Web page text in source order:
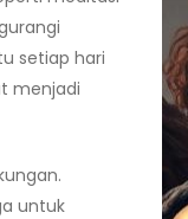
setiap hari
menjadi
untuk